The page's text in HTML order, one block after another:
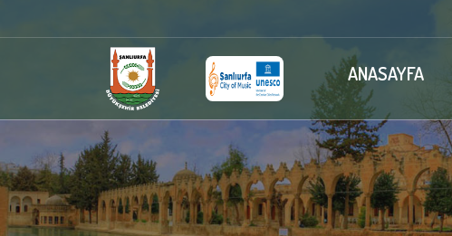
ANASAYFA